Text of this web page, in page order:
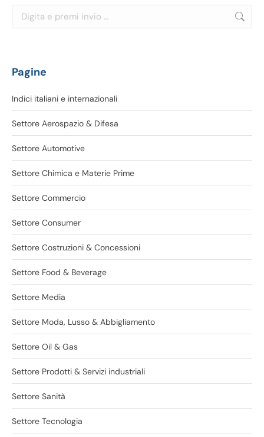
Cerca:
Pagine
Indici italiani e internazionali
Settore Aerospazio & Difesa
Settore Automotive
Settore Chimica e Materie Prime
Settore Commercio
Settore Consumer
Settore Costruzioni & Concessioni
Settore Food & Beverage
Settore Media
Settore Moda, Lusso & Abbigliamento
Settore Oil & Gas
Settore Prodotti & Servizi industriali
Settore Sanità
Settore Tecnologia